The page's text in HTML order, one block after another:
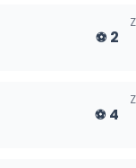
⚽ 2
⚽ 4